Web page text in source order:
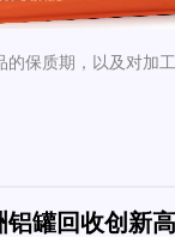
保质期，以及对加
铝罐回收创新高